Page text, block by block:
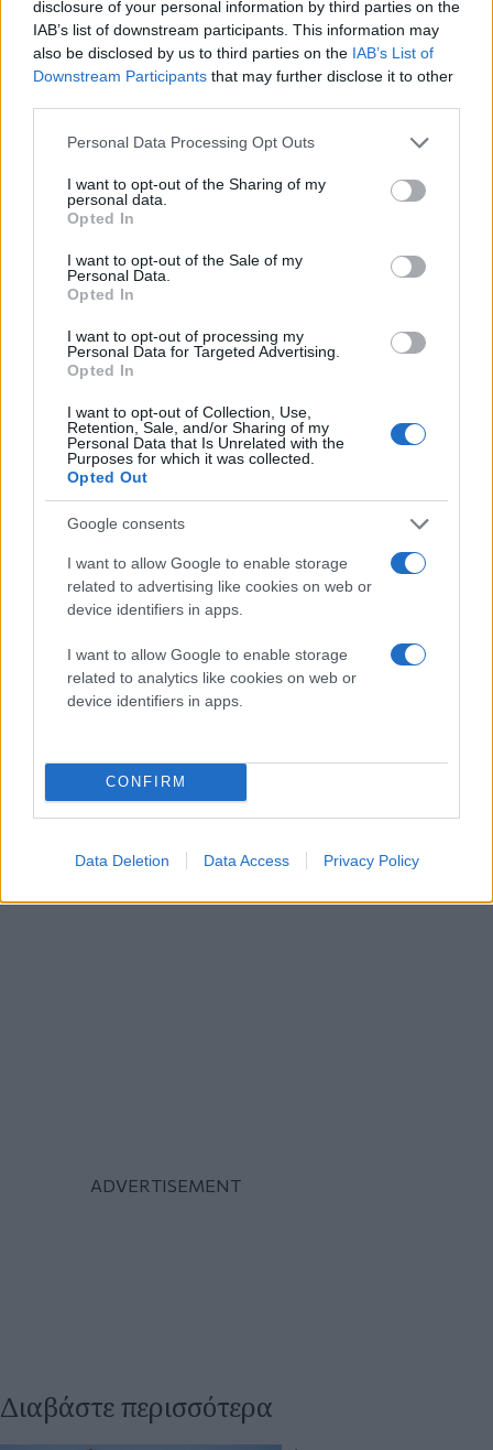
disclosure of your personal information by third parties on the
IAB’s list of downstream participants. This information may
also be disclosed by us to third parties on the IAB’s List of
Downstream Participants that may further disclose it to other
Please note that this website/app uses one or more Google
not limited to your visit or usage behaviour. You may click to
grant or deny consent to Google and its third-party tags to
use your data for below specified purposes in below Google
consent section.
Personal Data Processing Opt Outs
I want to opt-out of the Sharing of my
personal data.
Opted In
I want to opt-out of the Sale of my
Personal Data.
Opted In
I want to opt-out of processing my
Personal Data for Targeted Advertising.
Opted In
I want to opt-out of Collection, Use,
Retention, Sale, and/or Sharing of my
Personal Data that Is Unrelated with the
Purposes for which it was collected.
Opted Out
Google consents
I want to allow Google to enable storage
related to advertising like cookies on web or
device identifiers in apps.
I want to allow Google to enable storage
related to analytics like cookies on web or
device identifiers in apps.
CONFIRM
Data Deletion Data Access Privacy Policy
ΔΙΕΘΝΗ
Διαβάστε περισσότερα